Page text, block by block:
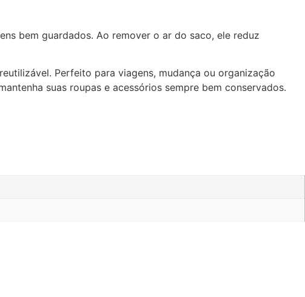
bem guardados. Ao remover o ar do saco, ele reduz
Perfeito para viagens, mudança ou organização
suas roupas e acessórios sempre bem conservados.